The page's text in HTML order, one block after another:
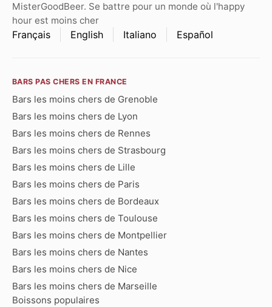
MisterGoodBeer. Se battre pour un monde où l'happy
hour est moins cher
Français English Italiano Español
BARS PAS CHERS EN FRANCE
Bars les moins chers de Grenoble
Bars les moins chers de Lyon
Bars les moins chers de Rennes
Bars les moins chers de Strasbourg
Bars les moins chers de Lille
Bars les moins chers de Paris
Bars les moins chers de Bordeaux
Bars les moins chers de Toulouse
Bars les moins chers de Montpellier
Bars les moins chers de Nantes
Bars les moins chers de Nice
Bars les moins chers de Marseille
Boissons populaires